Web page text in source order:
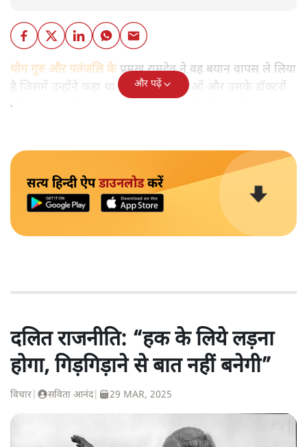
योग गुरु और पतंजलि केप्रमुख रामदेव ने वह बयान वापस ले लिया
है जिसमें उन्होंने कहा था कि एलोपैथी दवाओं और उसके डॉक्टरों
की वजह से कोरोना काल में लाखों लोगों की मौत हुई है।
और पढ़ें
सत्य हिन्दी ऐपडाउनलोडकरें
दलित राजनीति: “हक के लिये लड़ना
होगा, गिड़गिड़ाने से बात नहीं बनेगी”
विचार सविता आनंद| 29 MAR, 2025